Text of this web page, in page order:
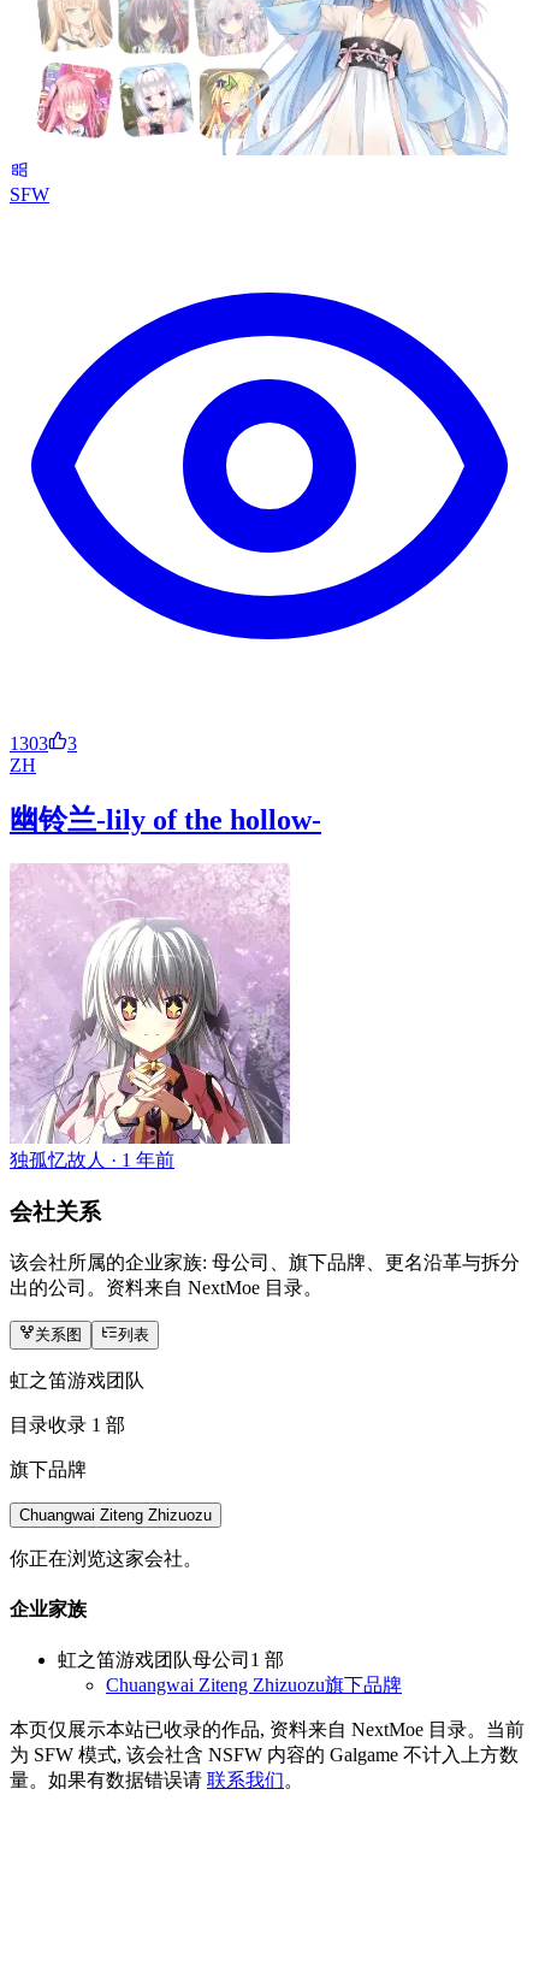
SFW
1303
3
ZH
幽铃兰-lily of the hollow-
独孤忆故人 · 1 年前
会社关系
该会社所属的企业家族: 母公司、旗下品牌、更名沿革与拆分
出的公司。资料来自 NextMoe 目录。
关系图 列表
虹之笛游戏团队
目录收录 1 部
旗下品牌
Chuangwai Ziteng Zhizuozu
你正在浏览这家会社。
企业家族
虹之笛游戏团队母公司 1 部
Chuangwai Ziteng Zhizuozu旗下品牌
本页仅展示本站已收录的作品, 资料来自 NextMoe 目录。 当前
为 SFW 模式, 该会社含 NSFW 内容的 Galgame 不计入上方数
量。 如果有数据错误请 联系我们。